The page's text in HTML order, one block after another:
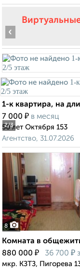
2/3
‹
1-к квартира, на
7 000 ₽ в месяц
50 лет Октября 153
Агентство, 31.07.2026
8
Комната в
880 000 ₽ 36 700 ₽
мкр. КЗТЗ, Пигорева